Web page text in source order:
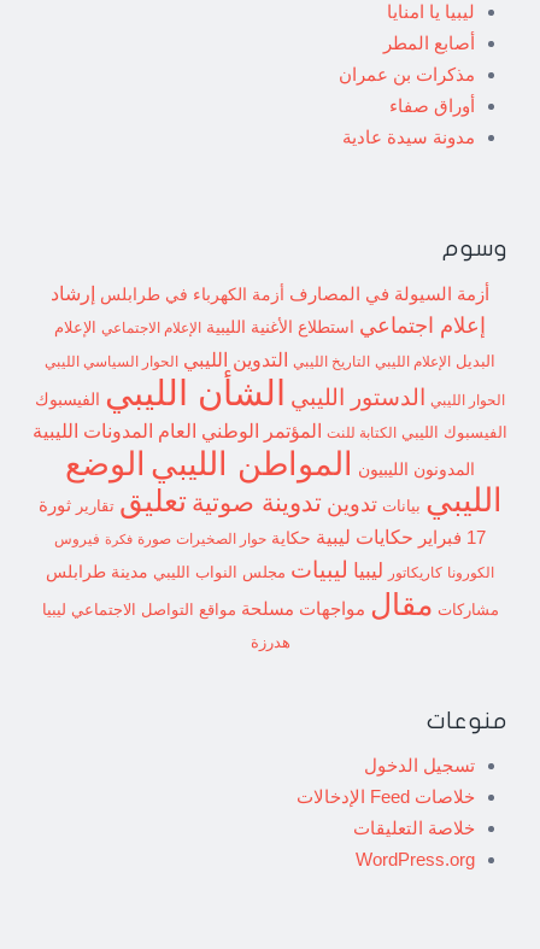
ليبيا يا امنايا
أصابع المطر
مذكرات بن عمران
أوراق صفاء
مدونة سيدة عادية
وسوم
أزمة السيولة في المصارف أزمة الكهرباء في طرابلس إرشاد
إعلام اجتماعي استطلاع الأغنية الليبية الإعلام الاجتماعي
الإعلام
البديل الإعلام الليبي التاريخ الليبي التدوين الليبي الحوار السياسي الليبي
الحوار الليبي الدستور الليبي الشأن الليبي الفيسبوك
الفيسبوك الليبي الكتابة للنت المؤتمر الوطني العام المدونات الليبية
المدونون الليبيون المواطن الليبي الوضع
الليبي بيانات تدوين تدوينة صوتية تعليق تقارير
ثورة
17 فبراير
حكايات ليبية حكاية حوار الصخيرات صورة فكرة فيروس
الكورونا كاريكاتور ليبيا ليبيات مجلس النواب الليبي مدينة طرابلس
مشاركات مقال مواجهات مسلحة مواقع التواصل الاجتماعي ليبيا
هدرزة
منوعات
تسجيل الدخول
خلاصات Feed الإدخالات
خلاصة التعليقات
WordPress.org